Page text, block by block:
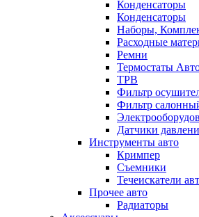
Конденсаторы
Конденсаторы
Наборы,
Расходные
Ремни
Термостаты
ТРВ
Фильтр
Фильтр
Датчики
Инструменты авто
Кримпер
Съемники
Течеискатели
Прочее авто
Радиаторы